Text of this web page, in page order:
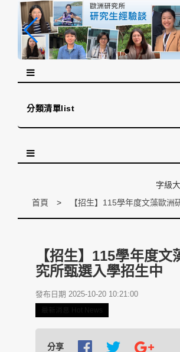
分類清單list
首頁
字級
【招生】115學年度文
究所甄選入學招生中
發布日期 2025-10-20 10:21:00
最新消息 Hot News
分享